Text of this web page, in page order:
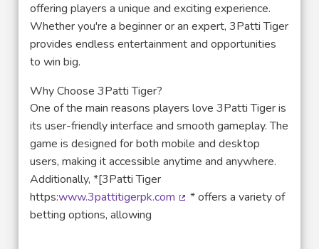
offering players a unique and exciting experience.
Whether you're a beginner or an expert, 3Patti Tiger
provides endless entertainment and opportunities
to win big.
Why Choose 3Patti Tiger?
One of the main reasons players love 3Patti Tiger is
its user-friendly interface and smooth gameplay. The
game is designed for both mobile and desktop
users, making it accessible anytime and anywhere.
Additionally, *[3Patti Tiger
https:www.3pattitigerpk.com
* offers a variety of
betting options, allowing